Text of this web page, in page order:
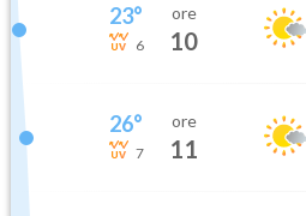
23°
6
ore
10
26°
7
ore
11